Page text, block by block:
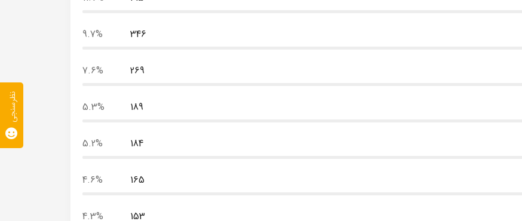
346
9.7%
269
7.6%
189
5.3%
184
5.2%
165
4.6%
153
4.3%
نظرسنجی